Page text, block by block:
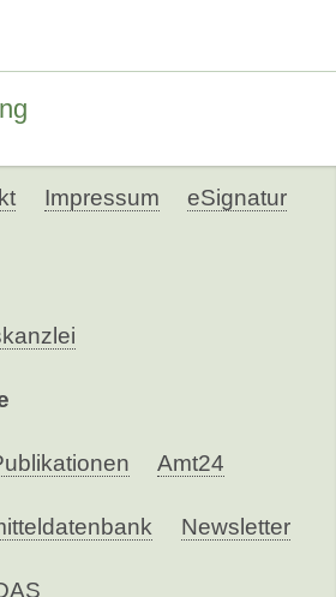
Impressum eSignatur
Amt24
Newsletter